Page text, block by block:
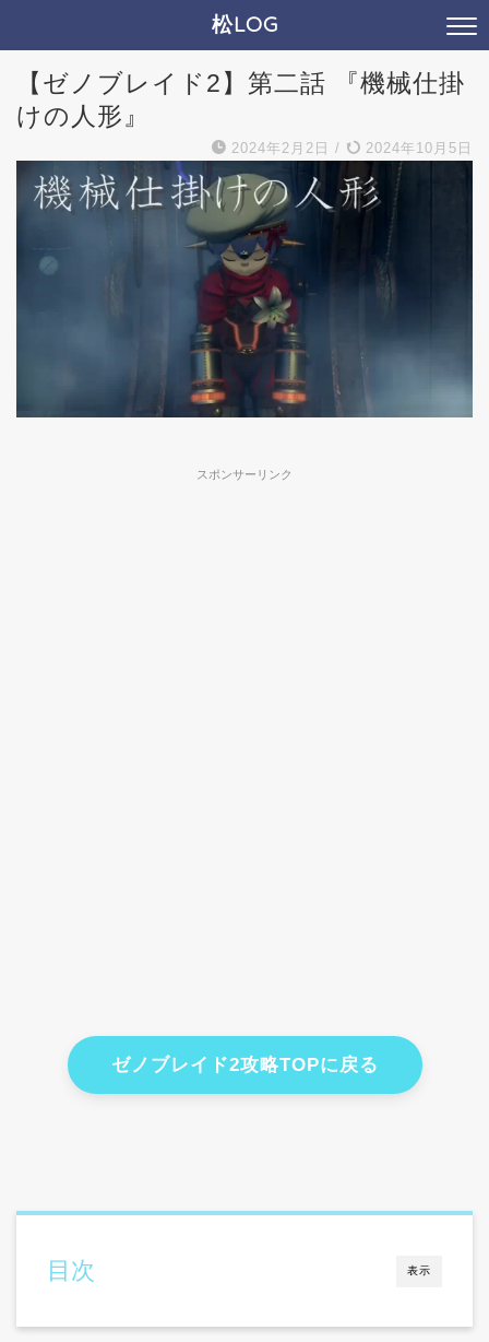
松LOG
【ゼノブレイド2】第二話 『機械仕掛
けの人形』
2024年2月2日 / 2024年10月5日
スポンサーリンク
ゼノブレイド2攻略TOPに戻る
表示
目次